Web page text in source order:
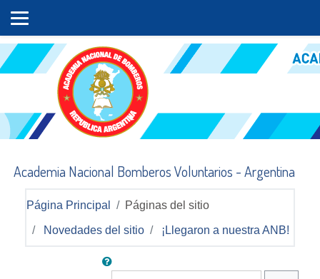
Academia Nacional Bomberos Voluntarios - Argentina
Página Principal Páginas del sitio
Novedades del sitio ¡Llegaron a nuestra ANB!